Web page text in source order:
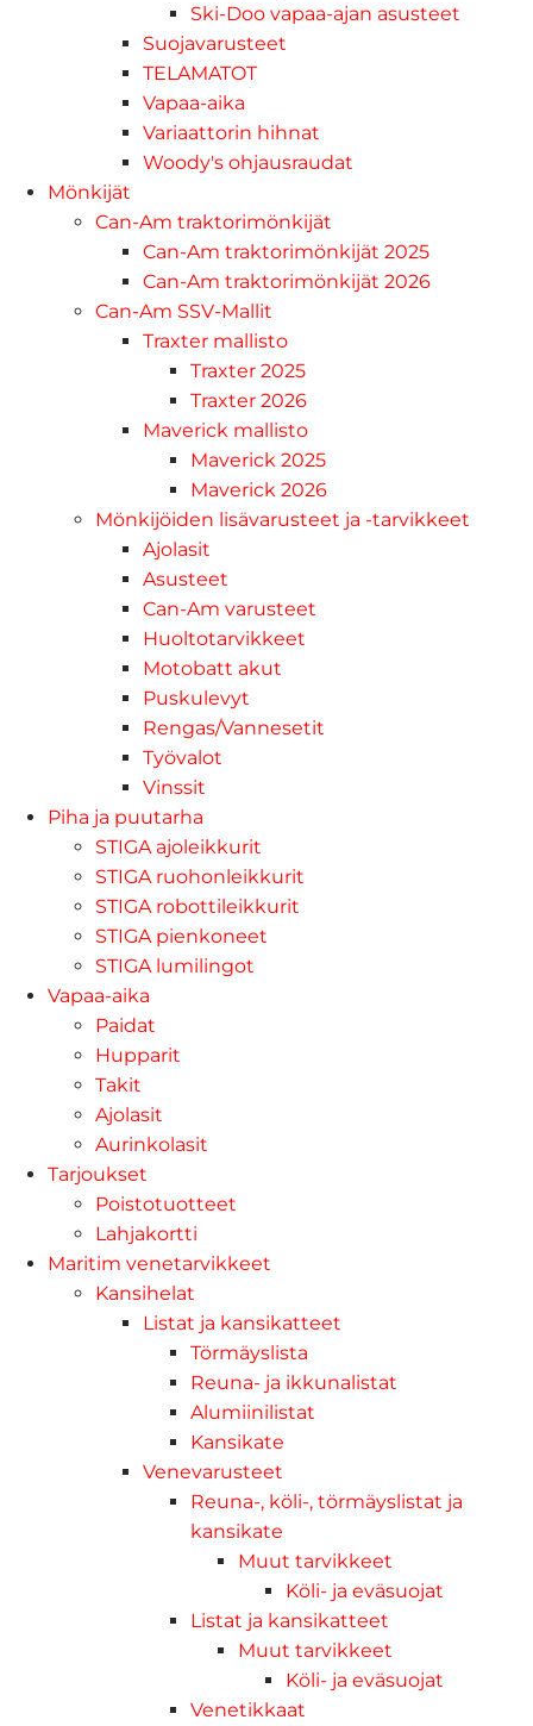
Ski-Doo vapaa-ajan asusteet
Suojavarusteet
TELAMATOT
Vapaa-aika
Variaattorin hihnat
Woody's ohjausraudat
Mönkijät
Can-Am traktorimönkijät
Can-Am traktorimönkijät 2025
Can-Am traktorimönkijät 2026
Can-Am SSV-Mallit
Traxter mallisto
Traxter 2025
Traxter 2026
Maverick mallisto
Maverick 2025
Maverick 2026
Mönkijöiden lisävarusteet ja -tarvikkeet
Ajolasit
Asusteet
Can-Am varusteet
Huoltotarvikkeet
Motobatt akut
Puskulevyt
Rengas/Vannesetit
Työvalot
Vinssit
Piha ja puutarha
STIGA ajoleikkurit
STIGA ruohonleikkurit
STIGA robottileikkurit
STIGA pienkoneet
STIGA lumilingot
Vapaa-aika
Paidat
Hupparit
Takit
Ajolasit
Aurinkolasit
Tarjoukset
Poistotuotteet
Lahjakortti
Maritim venetarvikkeet
Kansihelat
Listat ja kansikatteet
Törmäyslista
Reuna- ja ikkunalistat
Alumiinilistat
Kansikate
Venevarusteet
Reuna-, köli-, törmäyslistat ja
kansikate
Muut tarvikkeet
Köli- ja eväsuojat
Listat ja kansikatteet
Muut tarvikkeet
Köli- ja eväsuojat
Venetikkaat